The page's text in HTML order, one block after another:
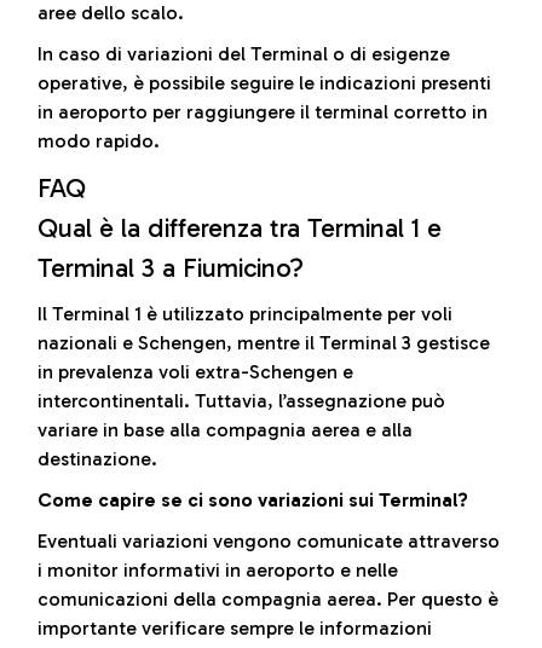
aree dello scalo.
In caso di variazioni del Terminal o di esigenze
operative, è possibile seguire le indicazioni presenti
in aeroporto per raggiungere il terminal corretto in
modo rapido.
FAQ
Qual è la differenza tra Terminal 1 e
Terminal 3 a Fiumicino?
Il Terminal 1 è utilizzato principalmente per voli
nazionali e Schengen, mentre il Terminal 3 gestisce
in prevalenza voli extra-Schengen e
intercontinentali. Tuttavia, l’assegnazione può
variare in base alla compagnia aerea e alla
destinazione.
Come capire se ci sono variazioni sui Terminal?
Eventuali variazioni vengono comunicate attraverso
i monitor informativi in aeroporto e nelle
comunicazioni della compagnia aerea. Per questo è
importante verificare sempre le informazioni